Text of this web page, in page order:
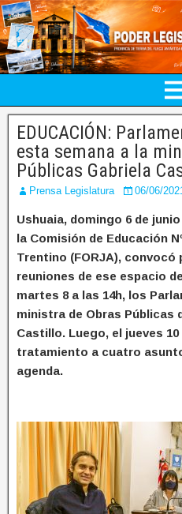
EDUCACIÓN:
esta semana a la
Públicas Gabriela
Prensa Legislatura 06/06/2021
Ushuaia, domingo 6 de
la Comisión de Educación
Trentino (FORJA), convocó
reuniones de ese espacio
martes 8 a las 14h, los
ministra de Obras Públicas
Castillo. Luego, el jueves 10
tratamiento a cuatro
agenda.